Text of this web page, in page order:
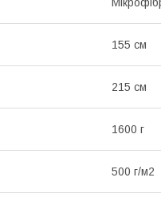
155 см
215 см
1600 г
500 г/м2